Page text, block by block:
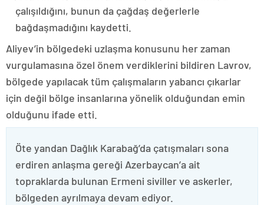
çalışıldığını, bunun da çağdaş değerlerle
bağdaşmadığını kaydetti.
Aliyev’in bölgedeki uzlaşma konusunu her zaman
vurgulamasına özel önem verdiklerini bildiren Lavrov,
bölgede yapılacak tüm çalışmaların yabancı çıkarlar
için değil bölge insanlarına yönelik olduğundan emin
olduğunu ifade etti.
Öte yandan Dağlık Karabağ’da çatışmaları sona
erdiren anlaşma gereği Azerbaycan’a ait
topraklarda bulunan Ermeni siviller ve askerler,
bölgeden ayrılmaya devam ediyor.